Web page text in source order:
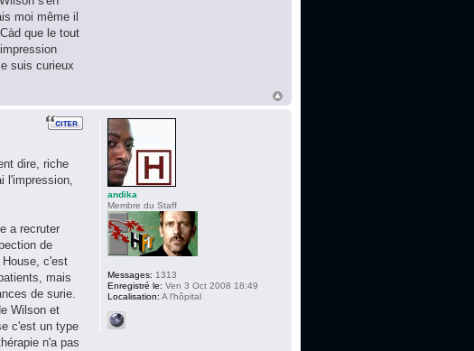
moi même il
que le tout
suis curieux
dire, riche
l'impression,
a recruter
de
c'est
mais
de surie.
Wilson et
c'est un type
n'a pas
andika
Membre du Staff
Messages: 1313
Enregistré le: Ven 3 Oct 2008 18:49
Localisation: A l'hôpital